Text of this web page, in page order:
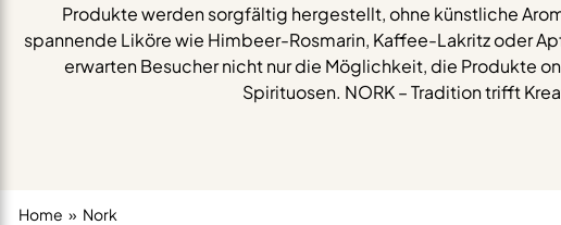
Produkte werden sorgfältig hergestellt, ohne künstliche
spannende Liköre wie Himbeer-Rosmarin, Kaffee-Lakritz oder
erwarten Besucher nicht nur die Möglichkeit, die Produkte
Spirituosen. NORK – Tradition trifft
Home Nork